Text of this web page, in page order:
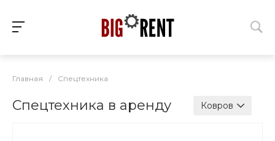
Главная / Спецтехника
Спецтехника в аренду Ковров